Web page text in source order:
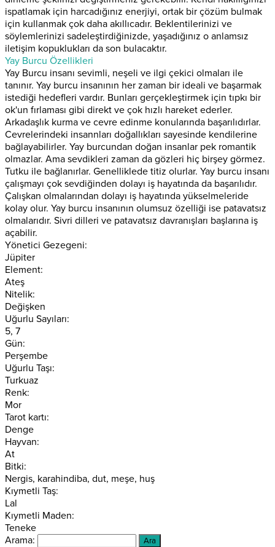
ispatlamak için harcadığınız enerjiyi, ortak bir çözüm bulmak
için kullanmak çok daha akıllıcadır. Beklentilerinizi ve
söylemlerinizi sadeleştirdiğinizde, yaşadığınız o anlamsız
iletişim kopuklukları da son bulacaktır.
Yay Burcu Özellikleri
Yay Burcu insanı sevimli, neşeli ve ilgi çekici olmaları ile
tanınır. Yay burcu insanının her zaman bir ideali ve başarmak
istediği hedefleri vardır. Bunları gerçekleştirmek için tıpkı bir
ok'un fırlaması gibi direkt ve çok hızlı hareket ederler.
Arkadaşlık kurma ve cevre edinme konularında başarılıdırlar.
Cevrelerindeki insannları doğallıkları sayesinde kendilerine
bağlayabilirler. Yay burcundan doğan insanlar pek romantik
olmazlar. Ama sevdikleri zaman da gözleri hiç birşey görmez.
Tutku ile bağlanırlar. Genelliklede titiz olurlar. Yay burcu insanı
çalışmayı çok sevdiğinden dolayı iş hayatında da başarılıdır.
Çalışkan olmalarından dolayı iş hayatında yükselmeleride
kolay olur. Yay burcu insanının olumsuz özelliği ise patavatsız
olmalarıdır. Sivri dilleri ve patavatsız davranışları başlarına iş
açabilir.
Yönetici Gezegeni:
Jüpiter
Element:
Ateş
Nitelik:
Değişken
Uğurlu Sayıları:
5, 7
Gün:
Perşembe
Uğurlu Taşı:
Turkuaz
Renk:
Mor
Tarot kartı:
Denge
Hayvan:
At
Bitki:
Nergis, karahindiba, dut, meşe, huş
Kıymetli Taş:
Lal
Kıymetli Maden:
Teneke
Arama: